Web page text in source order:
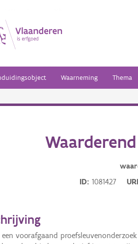
Waarneming Thema
ID
1081427 URI
een voorafgaand